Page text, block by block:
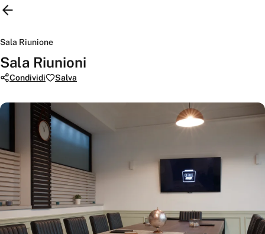
Sala Riunione
Sala Riunioni
Condividi Salva